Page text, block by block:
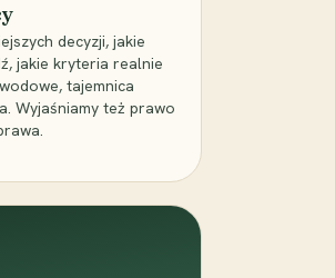
decyzji, jakie
jakie kryteria realnie
tajemnica
Wyjaśniamy też prawo